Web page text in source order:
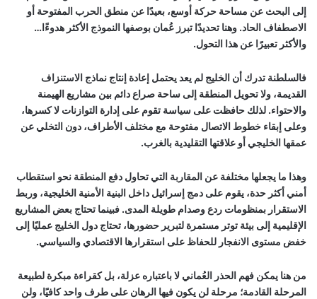
إلى البحث عن مساحة حركة أوسع، بعيدًا عن منطق الحرب المفتوحة أو
الاصطفاف الحاد. وهنا تحديدًا تبرز عُمان بوصفها النموذج الأكثر هدوءًا…
والأكثر تعبيرًا عن هذا التحول.
فالسلطنة تدرك أن الخليج لم يعد يحتمل إعادة إنتاج نماذج الاستنزاف
القديمة، ولا تحويل المنطقة إلى ساحة صراع دائم بين مشاريع الهيمنة
والاحتواء. لذلك حافظت على سياسة تقوم على إدارة التوازنات لا كسرها،
وعلى إبقاء خطوط الاتصال مفتوحة مع مختلف الأطراف، دون التخلي عن
عمقها الخليجي أو علاقتها التقليدية بالغرب.
وهذا ما يجعلها مختلفة عن المقاربة التي تحاول دفع المنطقة نحو استقطاب
أمني أكثر حدة، يقوم على دمج إسرائيل داخل البنية الأمنية الخليجية، وربط
الاستقرار بمنظومات ردع وصدام طويلة المدى. فبينما تحتاج بعض المشاريع
الإقليمية إلى بيئة توتر مستمرة لتبرير حضورها، تحتاج دول الخليج عمليًا إلى
خفض مستوى الانفجار للحفاظ على استقرارها الاقتصادي والسياسي.
من هنا يمكن فهم الحذر العُماني لا باعتباره عزلة، بل كقراءة مبكرة لطبيعة
المرحلة القادمة؛ مرحلة لن يكون فيها الرهان على طرف واحد كافيًا، ولن